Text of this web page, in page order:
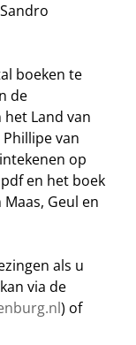
boeken te
de
Land van
van
op
en het boek
Geul en
als u
via de
) of